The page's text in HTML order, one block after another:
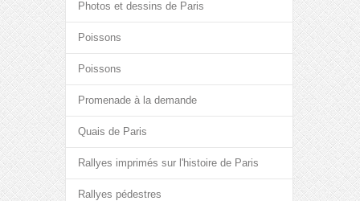
Photos et dessins de Paris
Poissons
Poissons
Promenade à la demande
Quais de Paris
Rallyes imprimés sur l'histoire de Paris
Rallyes pédestres